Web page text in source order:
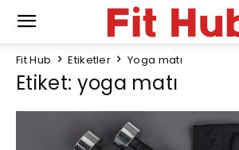
Fit Hub Etiketler Yoga matı
Etiket: yoga matı